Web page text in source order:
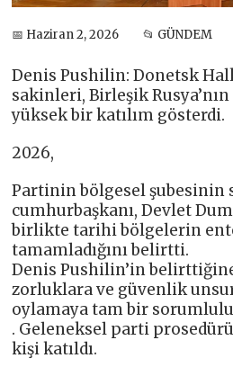
📅 Haziran 2, 2026 📂 GÜNDEM
Denis Pushilin: Donetsk
sakinleri, Birleşik
yüksek bir katılım gösterdi.
2026,
Partinin bölgesel şubesinin
cumhurbaşkanı, Devlet
birlikte tarihi bölgelerin
tamamladığını belirtti.
Denis Pushilin’in
zorluklara ve güvenlik
oylamaya tam bir
. Geleneksel parti
kişi katıldı.